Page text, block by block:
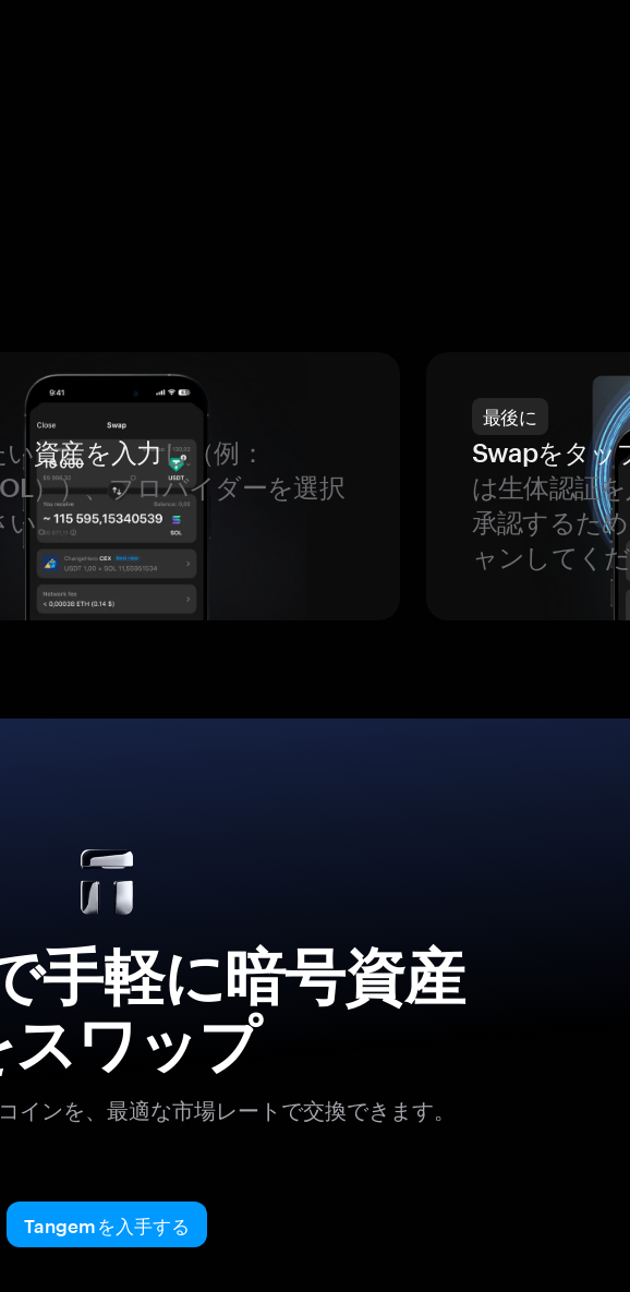
い資産を入力し（例：
））、プロバイダーを選択
い。
最後に
Swapをタッ
は生体認証
承認するた
ャンしてく
手軽に暗号資産
スワップ
インを、最適な市場レートで交換できます。
Tangemを入手する